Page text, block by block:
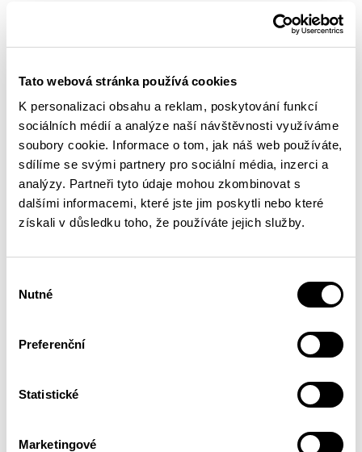
Tato webová stránka používá cookies
K personalizaci obsahu a reklam, poskytování funkcí
sociálních médií a analýze naší návštěvnosti využíváme
soubory cookie. Informace o tom, jak náš web používáte,
sdílíme se svými partnery pro sociální média, inzerci a
analýzy. Partneři tyto údaje mohou zkombinovat s
dalšími informacemi, které jste jim poskytli nebo které
získali v důsledku toho, že používáte jejich služby.
souhlasu
Nutné
Preferenční
Statistické
Marketingové